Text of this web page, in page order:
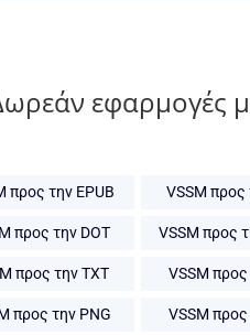
εφαρμογές
προς την EPUB VSSM προς
προς την DOT VSSM προς
προς την TXT VSSM
προς την PNG VSSM προς